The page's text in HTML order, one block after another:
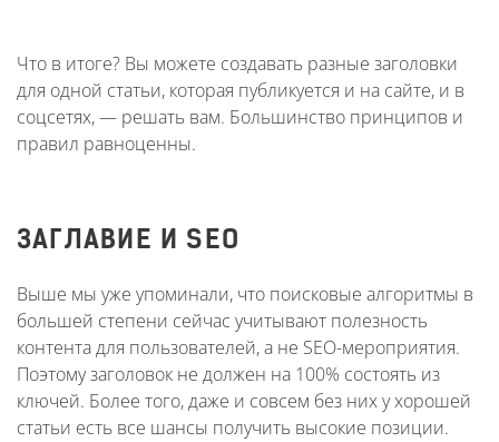
Что в итоге? Вы можете создавать разные заголовки
для одной статьи, которая публикуется и на сайте, и в
соцсетях, — решать вам. Большинство принципов и
правил равноценны.
ЗАГЛАВИЕ И SEO
Выше мы уже упоминали, что поисковые алгоритмы в
большей степени сейчас учитывают полезность
контента для пользователей, а не SEO-мероприятия.
Поэтому заголовок не должен на 100% состоять из
ключей. Более того, даже и совсем без них у хорошей
статьи есть все шансы получить высокие позиции.